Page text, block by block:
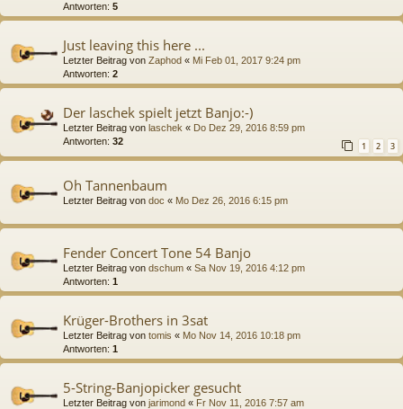
Antworten: 5
Just leaving this here ...
Letzter Beitrag von Zaphod « Mi Feb 01, 2017 9:24 pm
Antworten: 2
Der laschek spielt jetzt Banjo:-)
Letzter Beitrag von laschek « Do Dez 29, 2016 8:59 pm
Antworten: 32 1 2 3
Oh Tannenbaum
Letzter Beitrag von doc « Mo Dez 26, 2016 6:15 pm
Fender Concert Tone 54 Banjo
Letzter Beitrag von dschum « Sa Nov 19, 2016 4:12 pm
Antworten: 1
Krüger-Brothers in 3sat
Letzter Beitrag von tomis « Mo Nov 14, 2016 10:18 pm
Antworten: 1
5-String-Banjopicker gesucht
Letzter Beitrag von jarimond « Fr Nov 11, 2016 7:57 am